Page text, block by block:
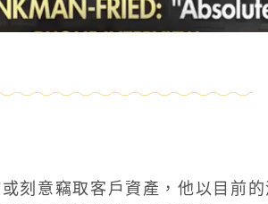
刻意竊取客戶資產，他以目前的